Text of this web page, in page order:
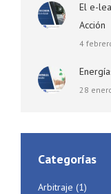
El e-
Acción
4
28
Categorías
Arbitraje (1)